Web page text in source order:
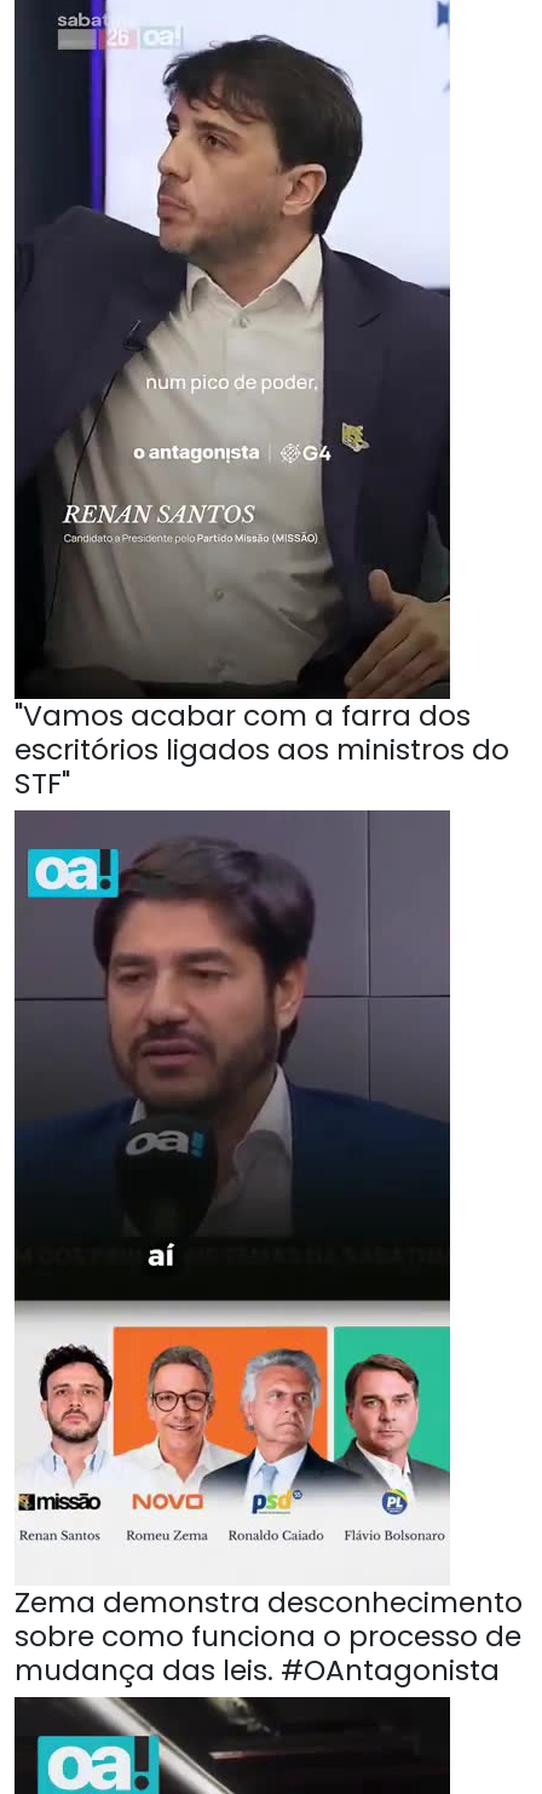
"Vamos acabar com a farra dos
escritórios ligados aos ministros do
STF"
Zema demonstra desconhecimento
sobre como funciona o processo de
mudança das leis. #OAntagonista